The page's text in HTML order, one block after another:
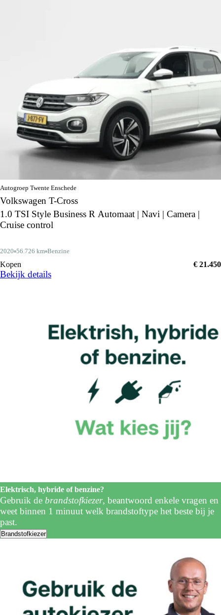
Autogroep Twente Enschede
Volkswagen T-Cross
1.0 TSI Style Business R Automaat | Navi | Camera |
Cruise control
2020 56.726 km Benzine
Kopen € 21.450
Bekijk details
Elektrisch, hybride of benzine?
Gebruik de brandstofkiezer, beantwoord enkele vragen en
weet binnen 1 minuut welk brandstoftype het beste bij je
past.
Brandstofkiezer